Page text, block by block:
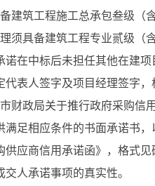
备建筑工程施工总承包叁级
理须具备建筑工程专业贰级
诺在中标后未担任其他在建
代表人签字及项目经理签字
市财政局关于推行政府采购
满足相应条件的书面承诺书
供应商信用承诺函》，格式
人承诺事项的真实性。